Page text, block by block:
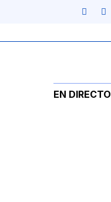
EN DIRECTO